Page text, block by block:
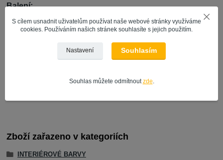
Balení:
1 kg, 5 kg
Podkladový materiál
Zboží zařazeno v kategoriích
INTERIÉROVÉ BARVY
S cílem usnadnit uživatelům používat naše webové stránky využíváme
cookies. Používáním našich stránek souhlasíte s jejich použitím.
Nastavení Souhlasím
Souhlas můžete odmítnoutzde.